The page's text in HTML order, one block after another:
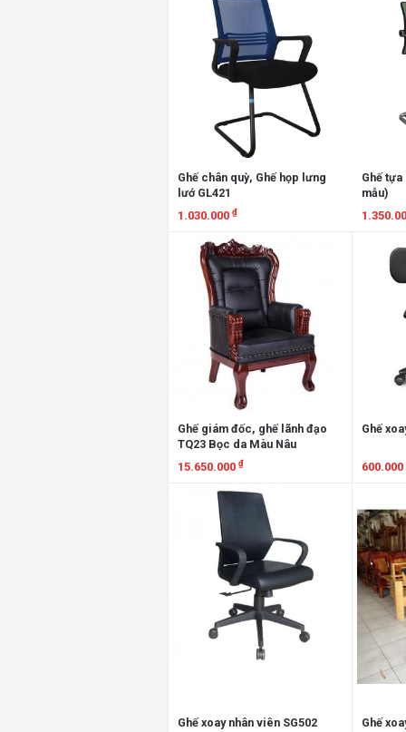
Ghế chân quỳ, Ghế họp lưng
lướ GL421
1.030.000 ₫
Xem chi tiết
Ghế
mẫu)
Ghế giám đốc, ghế lãnh đạo
TQ23 Bọc da Màu Nâu
15.650.000 ₫
Xem chi tiết
Ghế
600.000
Ghế xoay nhân viên SG502 Ghế